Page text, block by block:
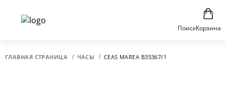
ПоискКорзина
ГЛАВНАЯ СТРАНИЦА ЧАСЫ CEAS MAREA B35367/1